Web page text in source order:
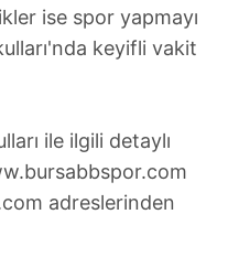
ise spor yapmayı
keyifli vakit
ile ilgili detaylı
adreslerinden